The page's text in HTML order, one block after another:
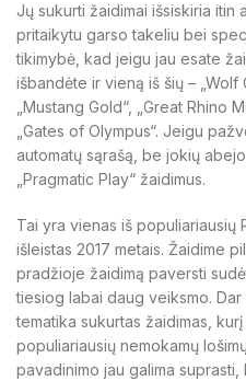
Jų sukurti žaidimai išsiskiria
pritaikytu garso takeliu bei
tikimybė, kad jeigu jau esate
išbandėte ir vieną iš šių – „Wolf
„Mustang Gold“, „Great Rhino
„Gates of Olympus“. Jeigu
automatų sąrašą, be jokių
„Pragmatic Play“ žaidimus.
Tai yra vienas iš populiariausių
išleistas 2017 metais. Žaidime
pradžioje žaidimą paversti
tiesiog labai daug veiksmo.
tematika sukurtas žaidimas,
populiariausių nemokamų
pavadinimo jau galima